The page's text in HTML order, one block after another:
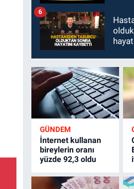
6
GÜNDEM
İnternet kullanan
bireylerin oranı
yüzde 92,3 oldu